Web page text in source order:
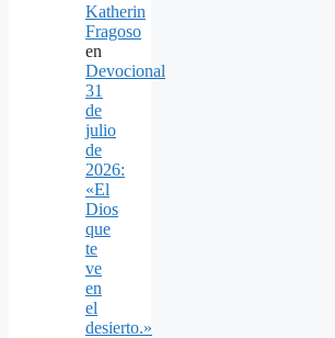
Katherin
Fragoso
en
Devocional
31
de
julio
de
2026:
«El
Dios
que
te
ve
en
el
desierto.»